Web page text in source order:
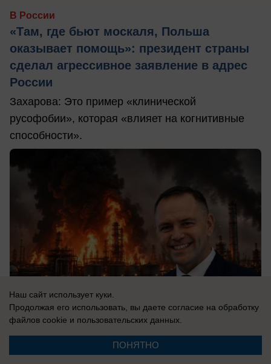
В России
«Там, где бьют москаля, Польша
оказывает помощь»: президент страны
сделал агрессивное заявление в адрес
России
Захарова: Это пример «клинической
русофобии», которая «влияет на когнитивные
способности».
Наш сайт использует куки.
Продолжая его использовать, вы даете согласие на обработку
файлов cookie и пользовательских данных.
ПОНЯТНО